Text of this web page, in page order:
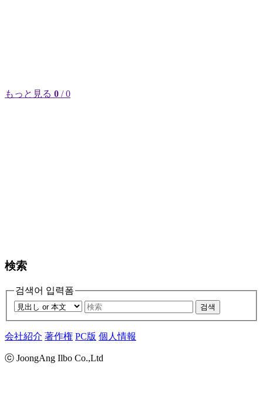
もっと見る 0 / 0
検索
검색어 입력폼
검색
会社紹介 著作権 PC版 個人情報
ⓒ JoongAng Ilbo Co.,Ltd